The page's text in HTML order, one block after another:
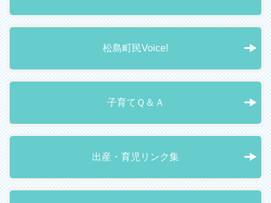
松島町民Voice!
子育てＱ＆Ａ
出産・育児リンク集